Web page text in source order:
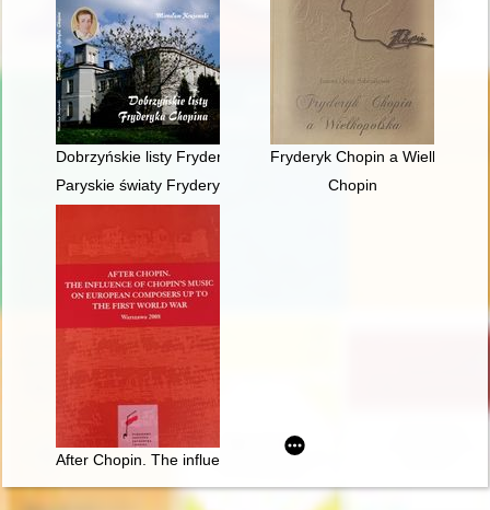
Dobrzyńskie listy Fryderyka F. Chopina. Fryderyk Chopin na
Fryderyk Chopin a
Paryskie światy Fryderyka Chopina [1810-1849]
Chopin
After Chopin. The influence of Chopin's music on European